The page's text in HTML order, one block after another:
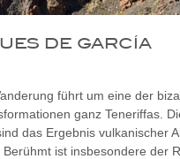
DE GARCÍA
führt um eine der
ganz Teneriffas.
das Ergebnis vulkanischer
Berühmt ist insbesondere der